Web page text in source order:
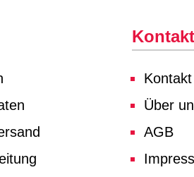
Kontakt
Kontakt
Über
AGB